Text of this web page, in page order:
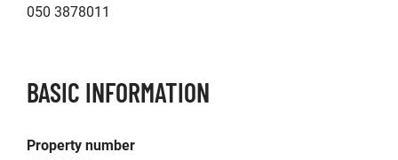
050 3878011
BASIC INFORMATION
Property number